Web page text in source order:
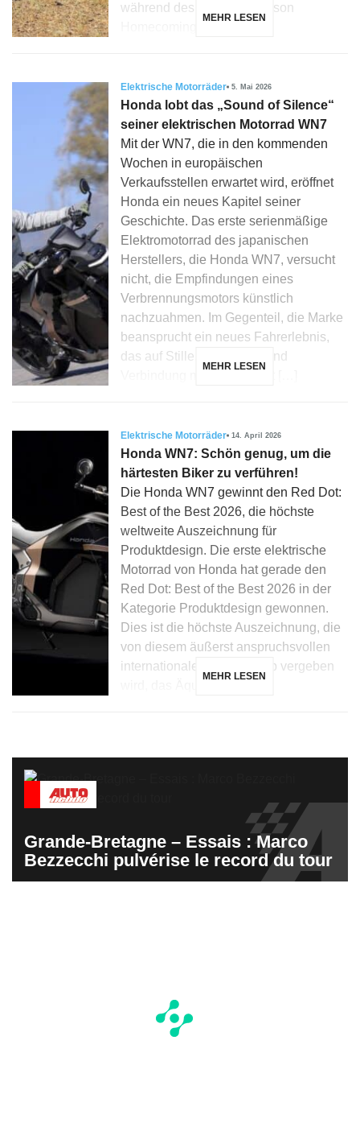
während des Harley-Davidson
MEHR LESEN
Elektrische Motorräder 5. Mai 2026
Honda lobt das „Sound of Silence“
seiner elektrischen Motorrad WN7
Mit der WN7, die in den kommenden
Wochen in europäischen
Verkaufsstellen erwartet wird, eröffnet
Honda ein neues Kapitel seiner
Geschichte. Das erste serienmäßige
Elektromotorrad des japanischen
Herstellers, die Honda WN7, versucht
nicht, die Empfindungen eines
Verbrennungsmotors künstlich
nachzuahmen. Im Gegenteil, die Marke
beansprucht ein neues Fahrerlebnis,
das auf Stille, Flüssigkeit und
MEHR LESEN
Elektrische Motorräder 14. April 2026
Honda WN7: Schön genug, um die
härtesten Biker zu verführen!
Die Honda WN7 gewinnt den Red Dot:
Best of the Best 2026, die höchste
weltweite Auszeichnung für
Produktdesign. Die erste elektrische
Motorrad von Honda hat gerade den
Red Dot: Best of the Best 2026 in der
Kategorie Produktdesign gewonnen.
Dies ist die höchste Auszeichnung, die
von diesem äußerst anspruchsvollen
internationalen Wettbewerb vergeben
MEHR LESEN
Grande-Bretagne – Essais : Marco
Bezzecchi pulvérise le record du tour